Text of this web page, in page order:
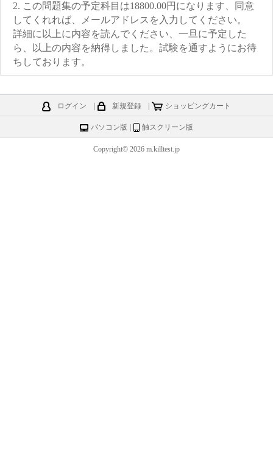
2. この問題集の予定科目は18800.00円になります、同意
してくれれば、メールアドレスを入力してください。
詳細に以上に内容を読んでください、一旦に予定した
ら、以上の内容を納得しました。試験を通すようにお待
ちしております。
ログイン 新規登録 ショッピングカート
パソコン版 触スクリーン版
Copyright© 2026 m.killtest.jp